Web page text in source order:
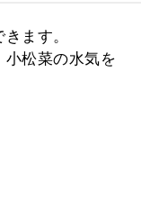
ます。
松菜の水気を